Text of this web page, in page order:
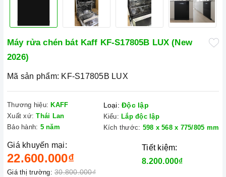
Máy rửa chén bát Kaff KF-S17805B LUX (New
2026)
Mã sản phẩm: KF-S17805B LUX
Thương hiệu: KAFF
Xuất xứ: Thái Lan
Bảo hành: 5 năm
Loại: Độc lập
Kiểu: Lắp độc lập
Kích thước: 598 x 568 x 775/805 mm
Giá khuyến mại:
22.600.000₫
Giá thị trường: 30.800.000₫
Tiết kiệm:
8.200.000₫